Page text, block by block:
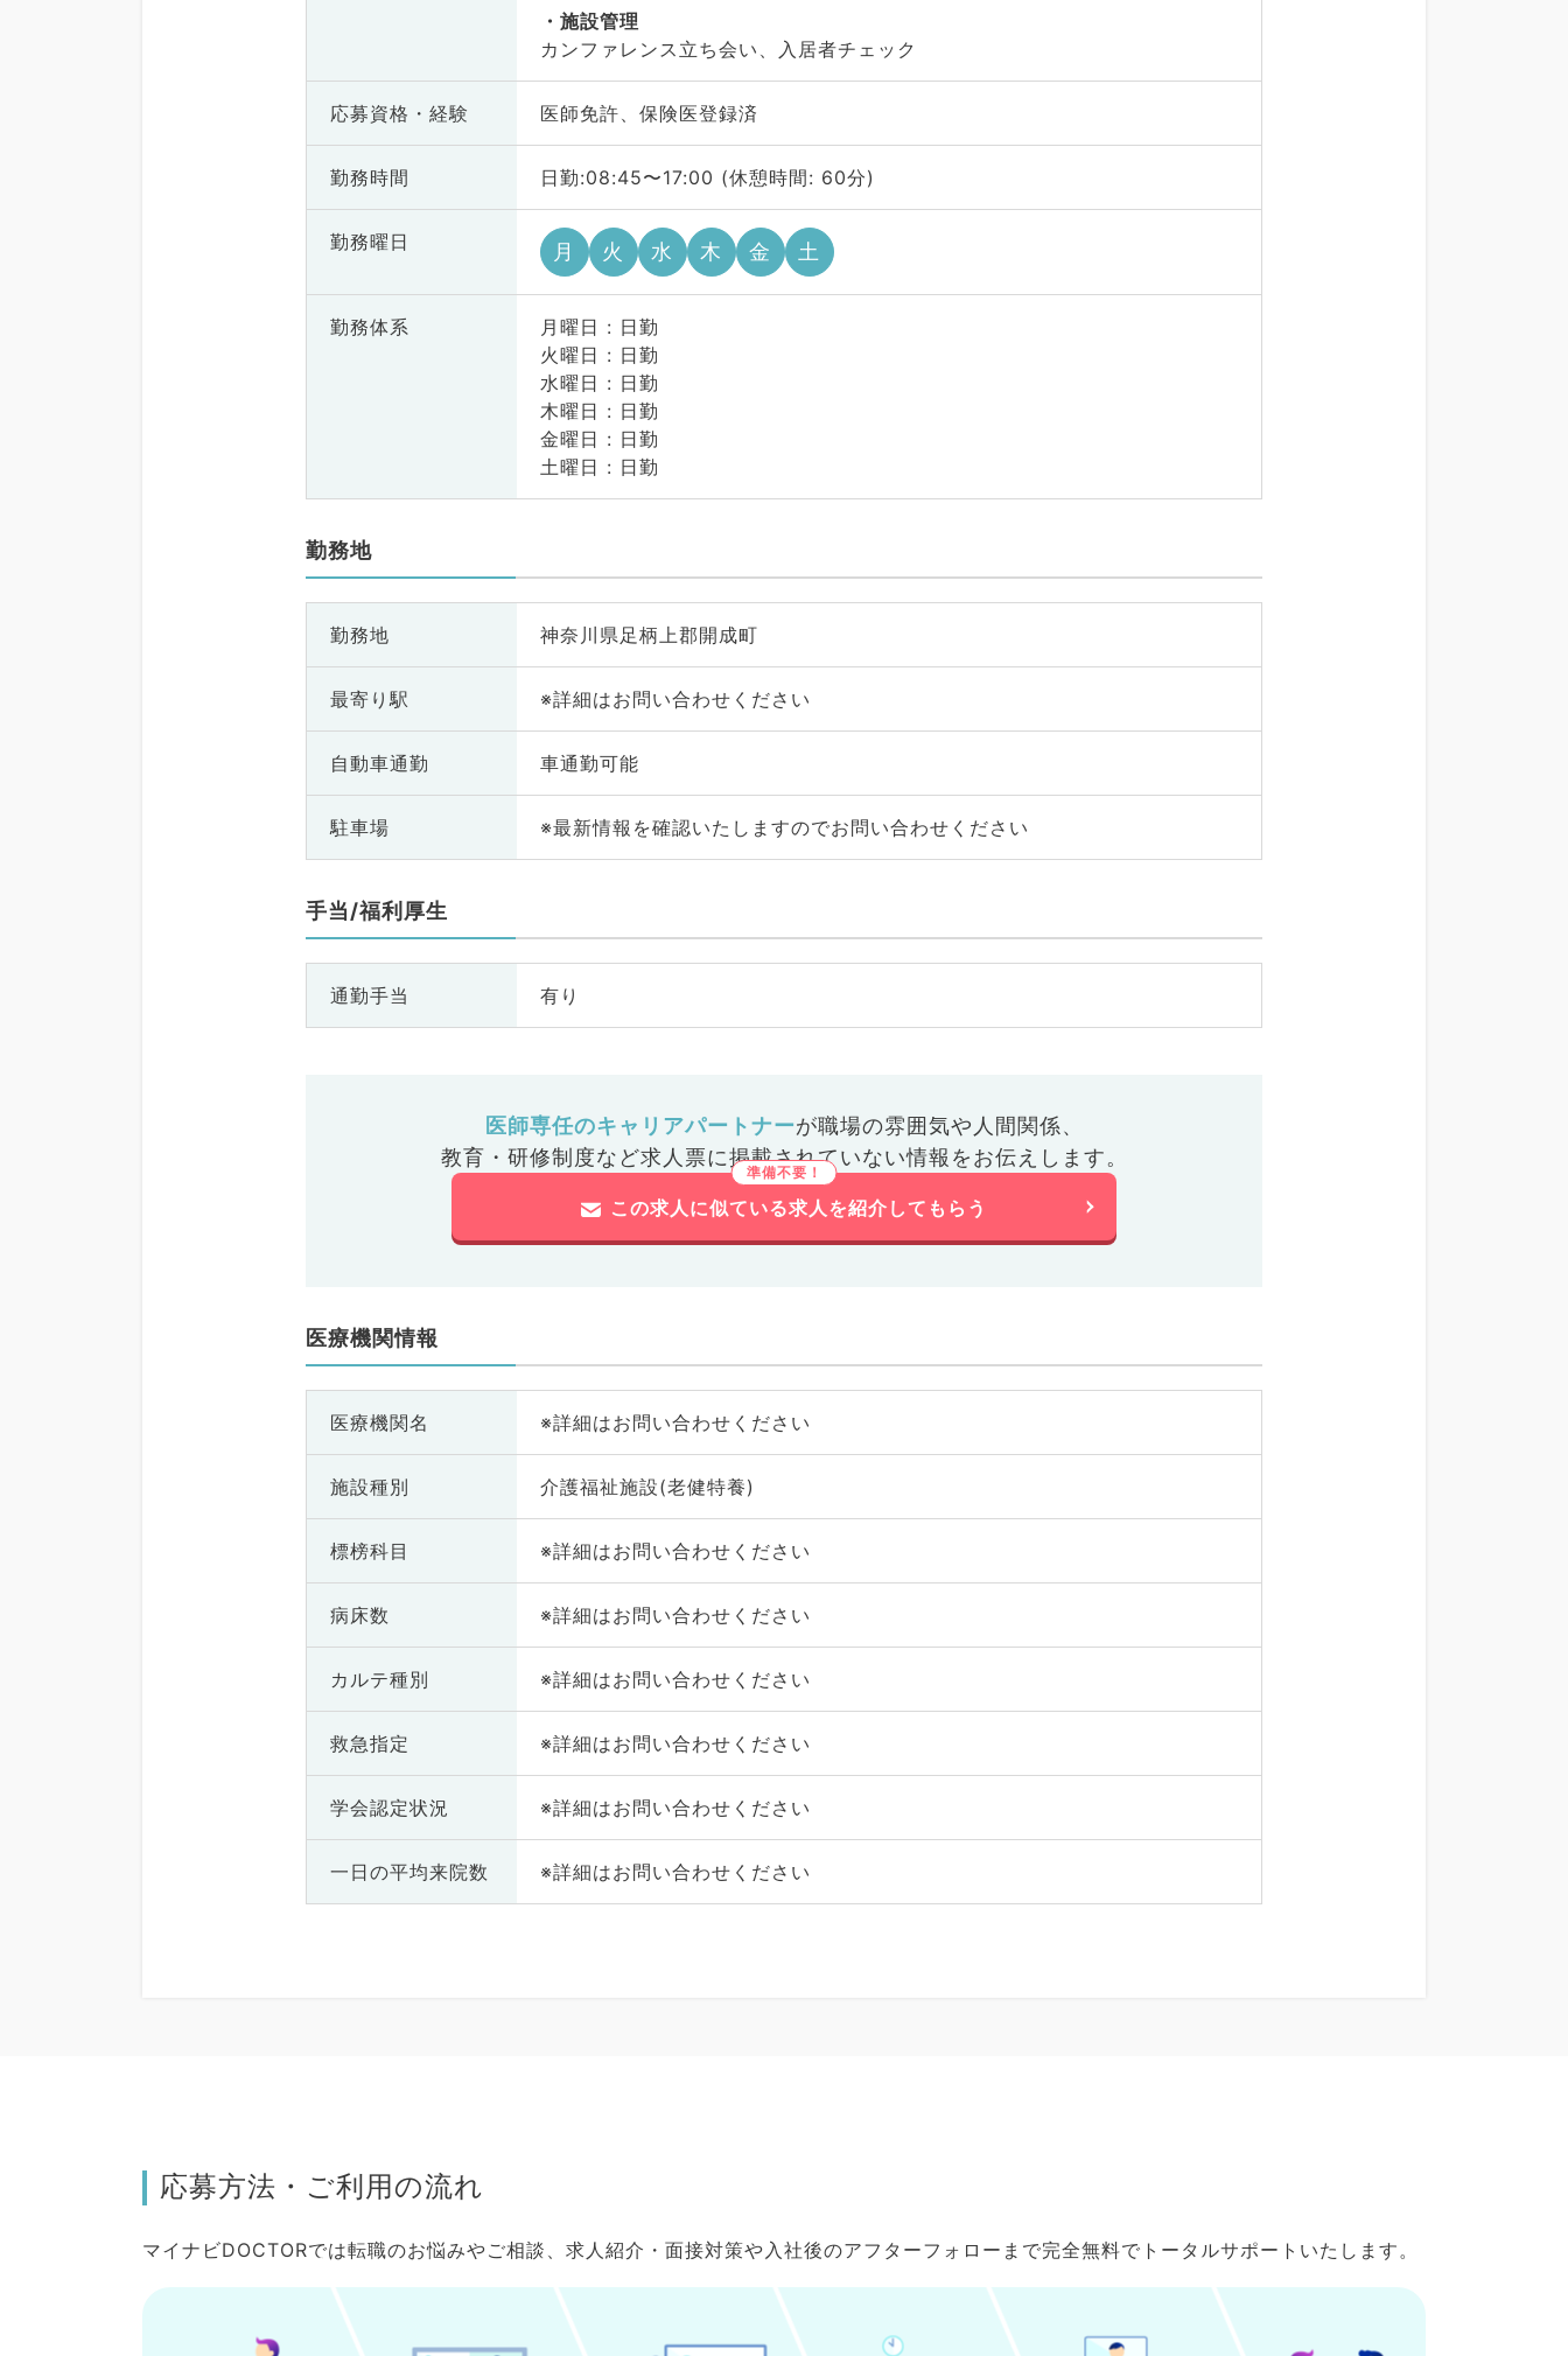
施設管理
カンファレンス立ち会い、入居者チェック
応募資格・ 経験 医師免許、保険医登録済
勤務時間 日勤:08:45〜17:00 (休憩時間: 60分)
勤務曜日 月 火 水 木 金 土
勤務体系
月曜日 : 日勤
火曜日 : 日勤
水曜日 : 日勤
木曜日 : 日勤
金曜日 : 日勤
土曜日 : 日勤
勤務地
勤務地 神奈川県足柄上郡開成町
最寄り駅 ※詳細はお問い合わせください
自動車通勤 車通勤可能
駐車場 ※最新情報を確認いたしますのでお問い合わせください
手当/福利厚生
通勤手当 有り
医師専任のキャリアパートナーが職場の雰囲気や人間関係、
教育・研修制度など求人票に掲載されていない情報をお伝えします。
この求人に似ている求人を紹介してもらう
医療機関情報
医療機関名 ※詳細はお問い合わせください
施設種別 介護福祉施設(老健特養)
標榜科目 ※詳細はお問い合わせください
病床数 ※詳細はお問い合わせください
カルテ種別 ※詳細はお問い合わせください
救急指定 ※詳細はお問い合わせください
学会認定状況 ※詳細はお問い合わせください
一日の平均来院数 ※詳細はお問い合わせください
応募方法・ご利用の流れ
マイナビDOCTORでは転職のお悩みやご相談、求人紹介・面接対策や入社後のアフターフォローまで完全無料でトータルサポートいたします。